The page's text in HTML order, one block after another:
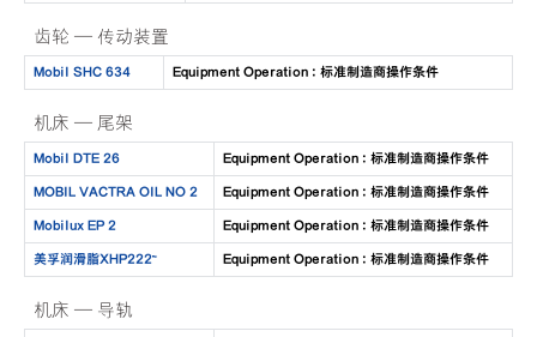
齿轮 — 传动装置
Mobil SHC 634 Equipment Operation : 标准制造商操作条件
机床 — 尾架
Mobil DTE 26 Equipment Operation : 标准制造商操作条件
MOBIL VACTRA OIL NO 2 Equipment Operation : 标准制造商操作条件
Mobilux EP 2 Equipment Operation : 标准制造商操作条件
美孚润滑脂XHP222™ Equipment Operation : 标准制造商操作条件
机床 — 导轨